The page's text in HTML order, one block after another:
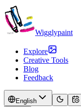
Wigglypaint
Explore
Creative Tools
Blog
Feedback
English